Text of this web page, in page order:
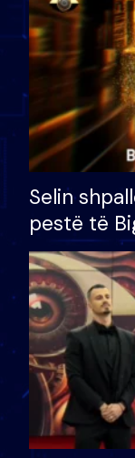
Selin
pestë të
çmimin e